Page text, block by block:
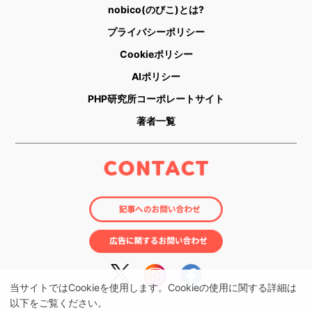
当サイトではCookieを使用します。Cookieの使用に関する詳細は
以下をご覧ください。
nobico(のびこ)とは?
プライバシーポリシー
Cookieポリシー
AIポリシー
PHP研究所コーポレートサイト
著者一覧